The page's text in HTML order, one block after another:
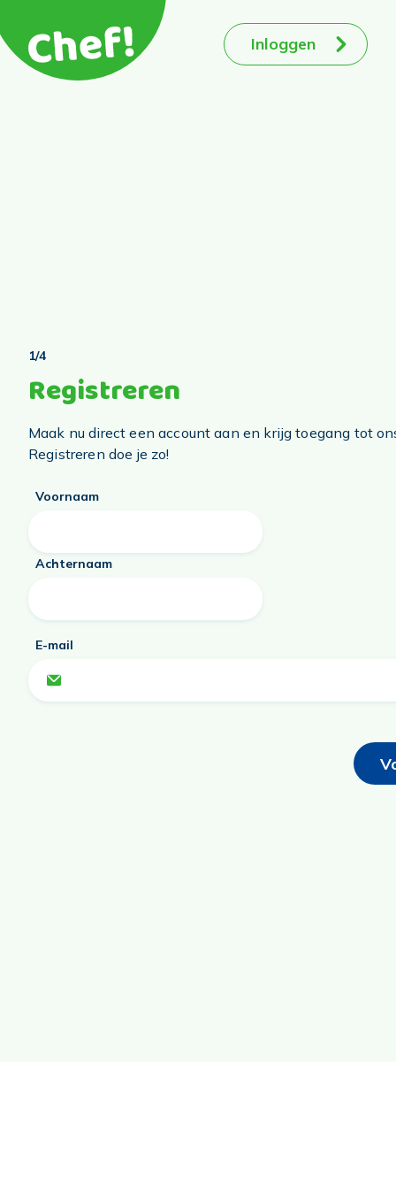
Inloggen
1/4
Registreren
Maak nu direct een account aan en krijg toegang tot
Registreren doe je zo!
Voornaam
Achternaam
E-mail